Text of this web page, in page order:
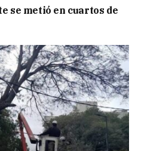
se metió en cuartos de